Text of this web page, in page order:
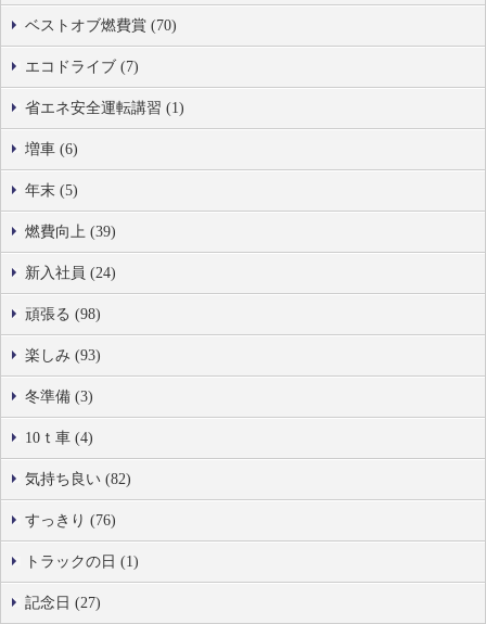
ベストオブ燃費賞 (70)
エコドライブ (7)
省エネ安全運転講習 (1)
増車 (6)
年末 (5)
燃費向上 (39)
新入社員 (24)
頑張る (98)
楽しみ (93)
冬準備 (3)
10ｔ車 (4)
気持ち良い (82)
すっきり (76)
トラックの日 (1)
記念日 (27)